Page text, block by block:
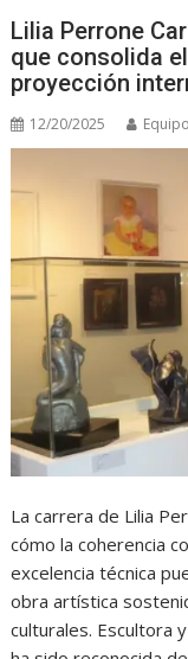
Lilia Perrone
que consolida
proyección
12/20/2025
La carrera de Lilia
cómo la coherencia
excelencia técnica
obra artística
culturales. Escultora